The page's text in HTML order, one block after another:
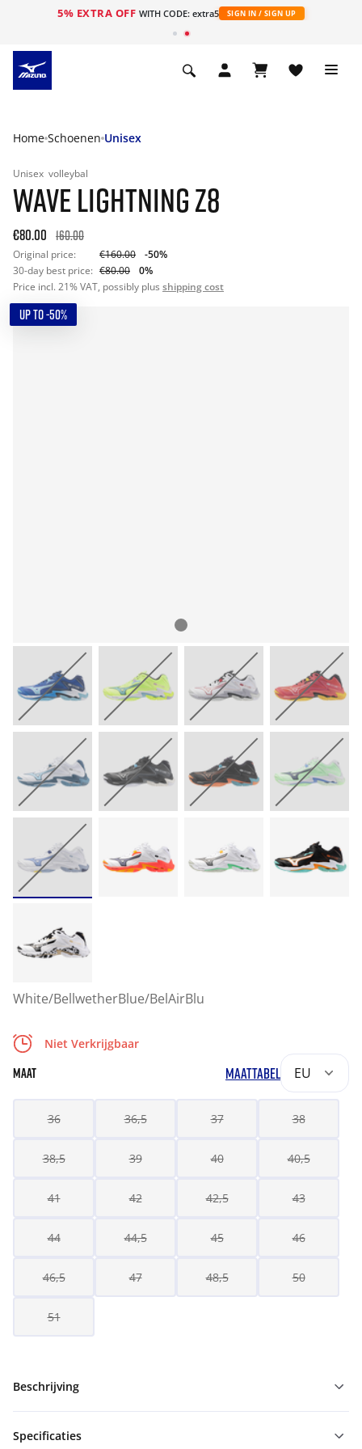
5% EXTRA OFF WITH CODE: extra5 SIGN IN / SIGN UP
Home Schoenen Unisex
Unisex volleybal
WAVE LIGHTNING Z8
€80.00 160.00
Original price: €160.00
-50%
30-day best price: €80.00
0%
Price incl. 21% VAT, possibly plus shipping cost
UP TO -50%
White/BellwetherBlue/BelAirBlu
Niet Verkrijgbaar
MAAT MAATTABEL EU
36 36,5 37 38
38,5 39 40 40,5
41 42 42,5 43
44 44,5 45 46
46,5 47 48,5 50
51
Beschrijving
Specificaties